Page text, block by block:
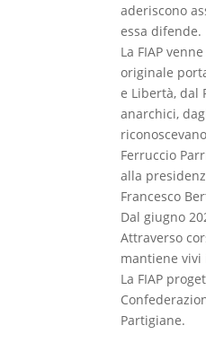
aderiscono
essa difende.
La FIAP
originale
e Libertà, dal
anarchici,
Ferruccio
alla
Francesco
Dal giugno
Attraverso
mantiene vivi
La FIAP
Partigiane.